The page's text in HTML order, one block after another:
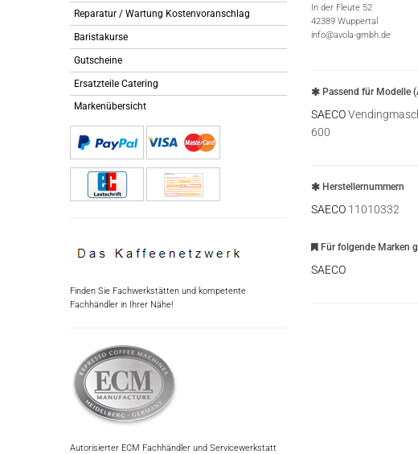
Reparatur / Wartung Kostenvoranschlag
Baristakurse
Gutscheine
Ersatzteile Catering
Markenübersicht
Finden Sie Fachwerkstätten und kompetente
Fachhändler in Ihrer Nähe!
Autorisierter ECM Fachhändler und Servicewerkstatt
In der Fleute 52
42389 Wuppertal
info@avola-gmbh.de
Passend für Modelle
SAECO
600
Herstellernummern
SAECO 11010332
Für folgende Marken
SAECO